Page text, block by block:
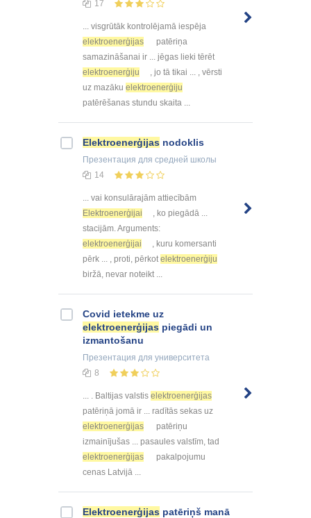
17
... visgrūtāk kontrolējamā iespēja
elektroenerģijas
patēriņa
samazināšanai ir ... jēgas lieki tērēt
elektroenerģiju
, jo tā tikai ... , vērsti
uz mazāku elektroenerģiju
patērēšanas stundu skaita ...
Elektroenerģijas nodoklis
Презентация для средней школы
14
... vai konsulārajām attiecībām
Elektroenerģijai
, ko piegādā ...
stacijām. Arguments:
elektroenerģijai
, kuru komersanti
pērk ... , proti, pērkotelektroenerģiju
biržā, nevar noteikt ...
Covid ietekme uz
elektroenerģijas piegādi un
izmantošanu
Презентация для университета
8
... . Baltijas valstis elektroenerģijas
patēriņā jomā ir ... radītās sekas uz
elektroenerģijas
patēriņu
izmainījušas ... pasaules valstīm, tad
elektroenerģijas
pakalpojumu
cenas Latvijā ...
Elektroenerģijas patēriņš manā